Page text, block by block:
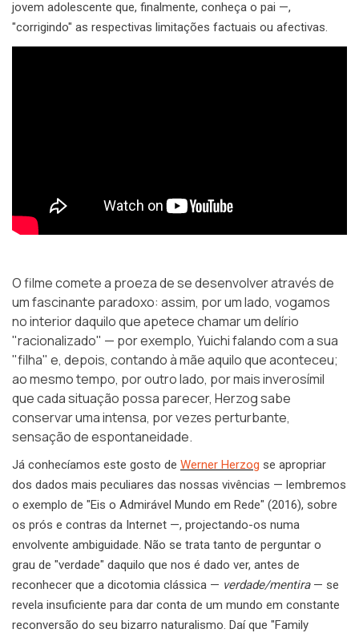
jovem adolescente que, finalmente, conheça o pai —,
"corrigindo" as respectivas limitações factuais ou afectivas.
O filme comete a proeza de se desenvolver através de
um fascinante paradoxo: assim, por um lado, vogamos
no interior daquilo que apetece chamar um delírio
"racionalizado" — por exemplo, Yuichi falando com a sua
"filha" e, depois, contando à mãe aquilo que aconteceu;
ao mesmo tempo, por outro lado, por mais inverosímil
que cada situação possa parecer, Herzog sabe
conservar uma intensa, por vezes perturbante,
sensação de espontaneidade.
Já conhecíamos este gosto de Werner Herzog se apropriar
dos dados mais peculiares das nossas vivências — lembremos
o exemplo de "Eis o Admirável Mundo em Rede" (2016), sobre
os prós e contras da Internet —, projectando-os numa
envolvente ambiguidade. Não se trata tanto de perguntar o
grau de "verdade" daquilo que nos é dado ver, antes de
reconhecer que a dicotomia clássica — verdade/mentira— se
revela insuficiente para dar conta de um mundo em constante
reconversão do seu bizarro naturalismo. Daí que "Family